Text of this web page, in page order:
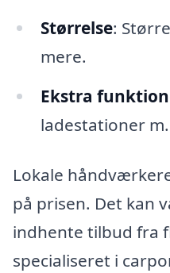
Størrelse:
mere.
Ekstra
ladestationer
Lokale
på prisen. Det kan
indhente tilbud fra
specialiseret i